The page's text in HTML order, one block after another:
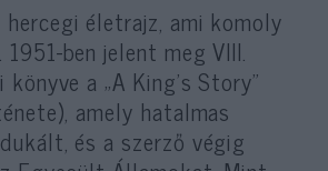
hercegi életrajz, ami komoly
ben jelent meg VIII.
a „A King’s Story”
amely hatalmas
és a szerző végig